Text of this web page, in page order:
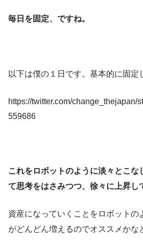
毎日を固定、ですね。
以下は僕の１日です。基本的に固定
https://twitter.com/change_thejapan/
559686
これをロボットのように淡々とこな
て思考をはさみつつ、徐々に上昇し
資産になっていくことをロボットの
がどんどん増えるのでオススメかな